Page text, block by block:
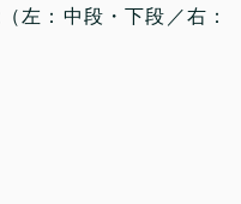
左：中段・下段／右：